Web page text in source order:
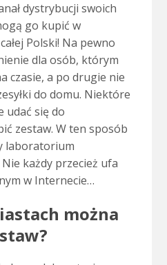
dystrybucji swoich
go kupić w
Polski! Na pewno
dla osób, którym
czasie, a po drugie nie
do domu. Niektóre
udać się do
zestaw. W ten sposób
laboratorium
każdy przecież ufa
w Internecie…
można